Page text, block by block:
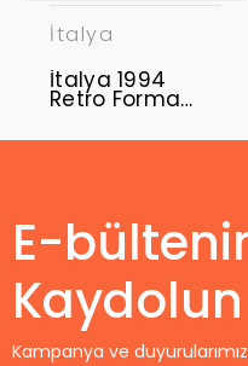
İtalya
İtalya 1994
Retro Forma
E-
Kaydolun
Kampanya ve